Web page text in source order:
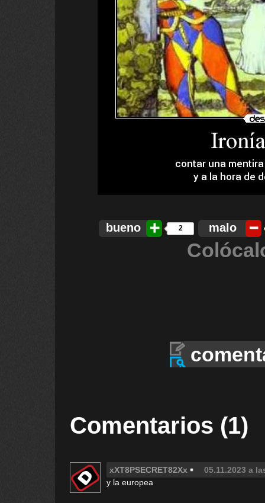
bueno 2 malo
Comentarios (1)
xXT8PSECRET82Xx
05.11.2023 a
y la europea